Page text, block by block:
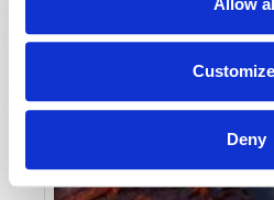
Customize
Deny